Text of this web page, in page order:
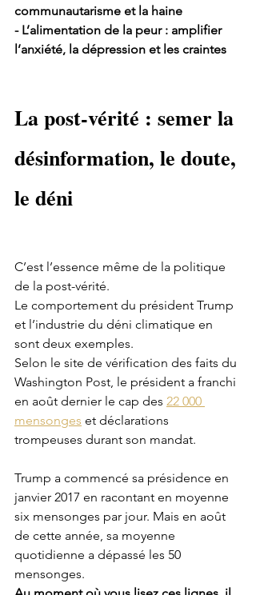
communautarisme et la haine
- L’alimentation de la peur : amplifier
l’anxiété, la dépression et les craintes
La post-vérité : semer la
désinformation, le doute,
le déni
C’est l’essence même de la politique
de la post-vérité.
Le comportement du président Trump
et l’industrie du déni climatique en
sont deux exemples.
Selon le site de vérification des faits du
Washington Post, le président a franchi
en août dernier le cap des 22 000
mensonges et déclarations
trompeuses durant son mandat.
Trump a commencé sa présidence en
janvier 2017 en racontant en moyenne
six mensonges par jour. Mais en août
de cette année, sa moyenne
quotidienne a dépassé les 50
mensonges.